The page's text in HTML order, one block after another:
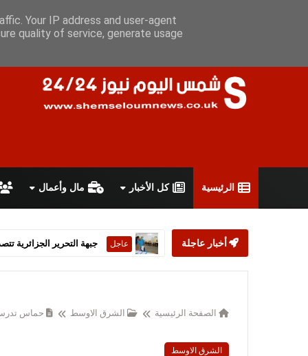
سياسة الخصوصية اتفاقية الاستخدام
الرئيسية كل الأخبار مال وأعمال
أخبار عاجلة عاجل ستارمر يعلن استقالته من
الصفحة الرئيسية الشرق الاوسط حماس تدرس
الشرق الاوسط
Your IP address and user-agent
quality of service, generate usage